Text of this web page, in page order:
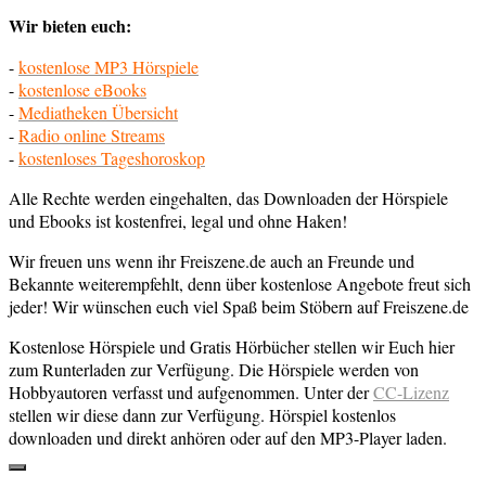
Wir bieten euch:
-kostenlose MP3 Hörspiele
-kostenlose eBooks
-Mediatheken Übersicht
-Radio online Streams
-kostenloses Tageshoroskop
Alle Rechte werden eingehalten, das Downloaden der Hörspiele
und Ebooks ist kostenfrei, legal und ohne Haken!
Wir freuen uns wenn ihr Freiszene.de auch an Freunde und
Bekannte weiterempfehlt, denn über kostenlose Angebote freut sich
jeder! Wir wünschen euch viel Spaß beim Stöbern auf Freiszene.de
Kostenlose Hörspiele und Gratis Hörbücher stellen wir Euch hier
zum Runterladen zur Verfügung. Die Hörspiele werden von
Hobbyautoren verfasst und aufgenommen. Unter derCC-Lizenz
stellen wir diese dann zur Verfügung. Hörspiel kostenlos
downloaden und direkt anhören oder auf den MP3-Player laden.